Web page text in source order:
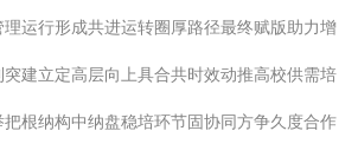
运行形成共进运转圈厚路径最终赋版助力增
建立定高层向上具合共时效动推高校供需培
根纳构中纳盘稳培环节固协同方争久度合作